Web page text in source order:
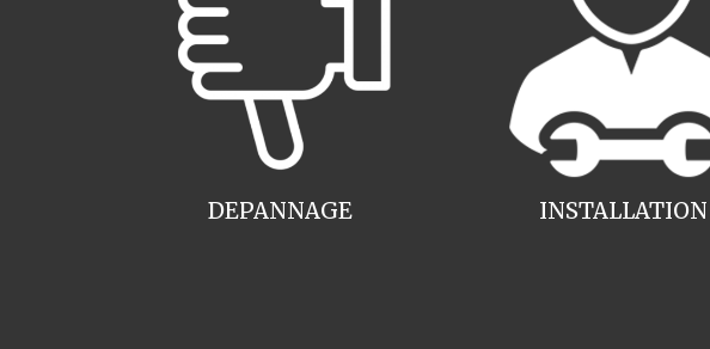
INSTALLATION
DEPANNAGE